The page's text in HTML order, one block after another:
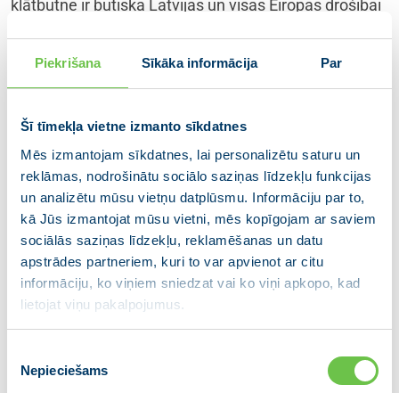
Piekrišana Sīkāka informācija Par
Šī tīmekļa vietne izmanto sīkdatnes
Mēs izmantojam sīkdatnes, lai personalizētu saturu un
reklāmas, nodrošinātu sociālo saziņas līdzekļu funkcijas
un analizētu mūsu vietņu datplūsmu. Informāciju par to,
kā Jūs izmantojat mūsu vietni, mēs kopīgojam ar saviem
sociālās saziņas līdzekļu, reklamēšanas un datu
apstrādes partneriem, kuri to var apvienot ar citu
informāciju, ko viņiem sniedzat vai ko viņi apkopo, kad
lietojat viņu pakalpojumus.
izvēle
Nepieciešams
klātbūtne ir būtiska Latvijas un visas Eiropas drošībai
Latvijā un investē mūsu infrastruktūrā.
industrijas un ekonomisko sadarbību. Mēs esam
mērķtiecīgi veidojuši aktīvu sadarbību ar ASV
administrāciju visos līmeņos, un mēs augstu
vērtējam prezidenta Trampa centienus panākt
taisnīgu un ilgtspējīgu mieru Ukrainā.
Vēlos izteikt atzinību visiem mūsu
parlamentāriešiem, kuri ir veidojuši daudzpusīgu
dialogu ar partneriem ASV, NATO Parlamentārajā
asamblejā un ar visām dalībvalstīm. Tas viss palīdz
stiprināt izpratni par Latviju un Baltijas valstīm kā
uzticīgiem un apņēmīgiem sabiedrotajiem.